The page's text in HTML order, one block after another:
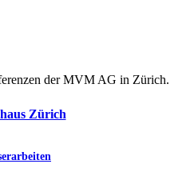
der MVM AG in Zürich.
Zürich